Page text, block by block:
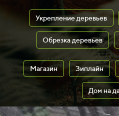
Укрепление деревьев
Обрезка деревьев
Магазин Зиплайн
Дом на